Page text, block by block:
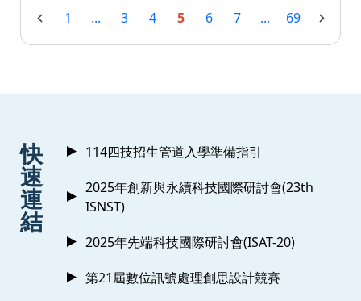
1 ... 3 4 5 6 7 ... 69
快
速
連
結
114四技招生管道入學準備指引
2025年創新與永續科技國際研討會(23th
ISNST)
2025年先端科技國際研討會(ISAT-20)
第21屆數位訊號處理創思設計競賽